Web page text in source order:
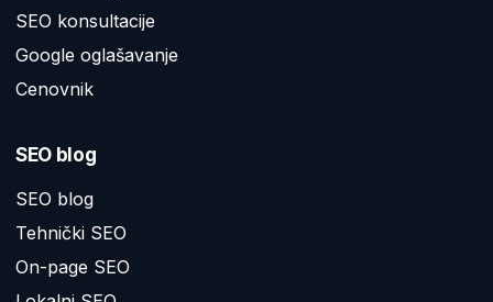
SEO konsultacije
Google oglašavanje
Cenovnik
SEO blog
SEO blog
Tehnički SEO
On-page SEO